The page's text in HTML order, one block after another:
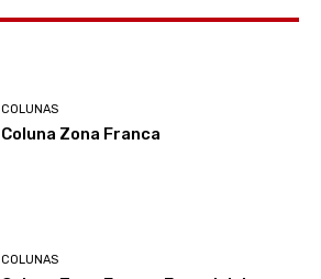
COLUNAS
Coluna Zona Franca
COLUNAS